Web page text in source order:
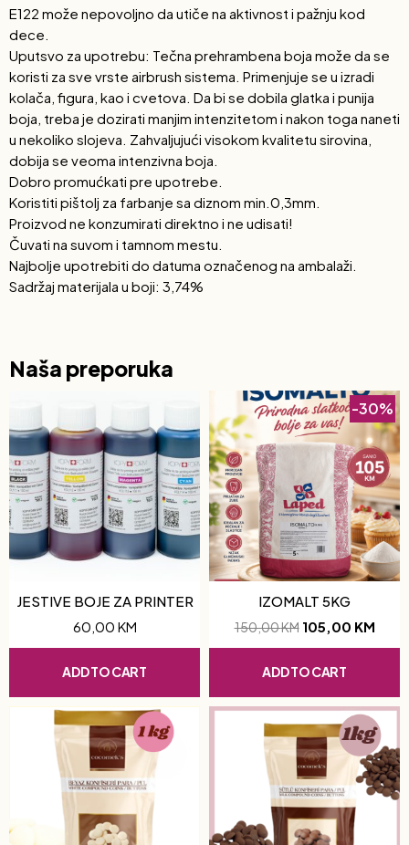
E122 može nepovoljno da utiče na aktivnost i pažnju kod
dece.
Uputsvo za upotrebu: Tečna prehrambena boja može da se
koristi za sve vrste airbrush sistema. Primenjuje se u izradi
kolača, figura, kao i cvetova. Da bi se dobila glatka i punija
boja, treba je dozirati manjim intenzitetom i nakon toga naneti
u nekoliko slojeva. Zahvaljujući visokom kvalitetu sirovina,
dobija se veoma intenzivna boja.
Dobro promućkati pre upotrebe.
Koristiti pištolj za farbanje sa diznom min.0,3mm.
Proizvod ne konzumirati direktno i ne udisati!
Čuvati na suvom i tamnom mestu.
Najbolje upotrebiti do datuma označenog na ambalaži.
Sadržaj materijala u boji: 3,74%
Naša preporuka
JESTIVE BOJE ZA PRINTER
60,00 KM
ADD TO CART
-30%
IZOMALT 5KG
150,00KM 105,00 KM
ADD TO CART